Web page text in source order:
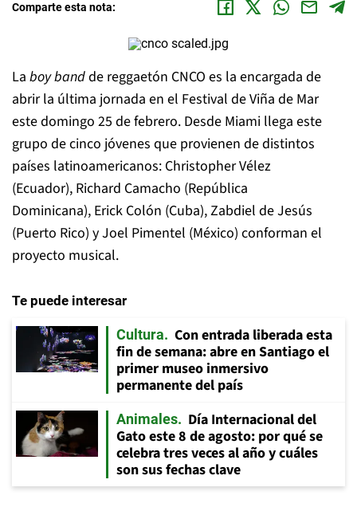
Comparte esta nota:
La boy bandde reggaetón CNCO es la encargada de
abrir la última jornada en el Festival de Viña de Mar
este domingo 25 de febrero. Desde Miami llega este
grupo de cinco jóvenes que provienen de distintos
países latinoamericanos: Christopher Vélez
(Ecuador), Richard Camacho (República
Dominicana), Erick Colón (Cuba), Zabdiel de Jesús
(Puerto Rico) y Joel Pimentel (México) conforman el
proyecto musical.
Te puede interesar
Cultura
Con entrada liberada esta
fin de semana: abre en Santiago el
primer museo inmersivo
permanente del país
Animales
Día Internacional del
Gato este 8 de agosto: por qué se
celebra tres veces al año y cuáles
son sus fechas clave